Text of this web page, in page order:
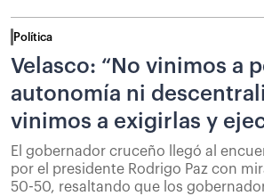
Política
Velasco: “No vinimos a
autonomía ni
vinimos a exigirlas y
El gobernador cruceño llegó al
por el presidente Rodrigo Paz con
50-50, resaltando que los